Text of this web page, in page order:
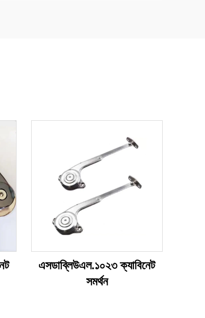
এসডাব্লিউএল.১০২৩ ক্যাবিনেট
সমর্থন